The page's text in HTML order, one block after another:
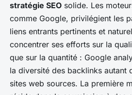
stratégie SEO solide. Les
comme Google, privilégient les
liens entrants pertinents et
concentrer ses efforts sur la
que sur la quantité : Google
la diversité des backlinks autant
sites web sources. La première